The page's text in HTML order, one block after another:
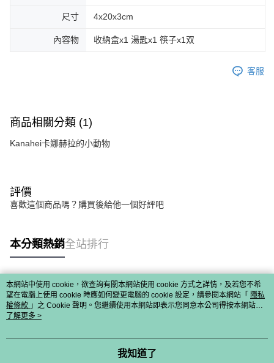
尺寸 4x20x3cm
內容物 收納盒x1 湯匙x1 筷子x1双
客服
商品相關分類 (1)
Kanahei卡娜赫拉的小動物
評價
喜歡這個商品嗎？購買後給他一個好評吧
本分類熱銷全站排行
熱門標籤
本網站中使用 cookie，欲查詢有關本網站使用 cookie 方式之詳情，及若您不希
望在電腦上使用 cookie 時應如何變更電腦的 cookie 設定，請參閱本網站「 隱私
權條款 」之 Cookie 聲明。您繼續使用本網站即表示您同意本公司得按本網站使
用條款之 Cookie 聲明使用 cookie。
了解更多 >
我知道了